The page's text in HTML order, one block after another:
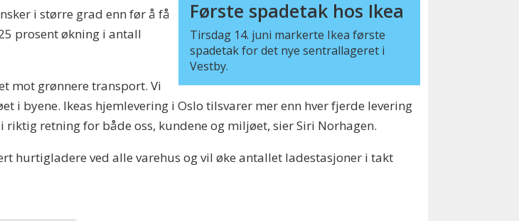
Første spadetak hos Ikea
Tirsdag 14. juni markerte Ikea første
spadetak for det nye sentrallageret i
Vestby.
i større grad enn før å få
prosent økning i antall
mot grønnere transport. Vi
byene. Ikeas hjemlevering i Oslo tilsvarer mer enn hver fjerde levering
retning for både oss, kundene og miljøet, sier Siri Norhagen.
hurtigladere ved alle varehus og vil øke antallet ladestasjoner i takt